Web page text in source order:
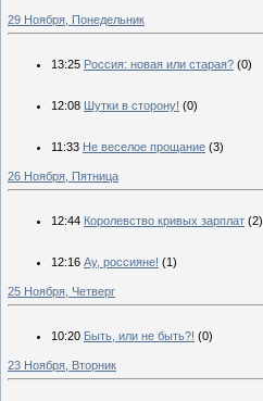
29 Ноября, Понедельник
13:25 Россия: новая или старая? (0)
12:08 Шутки в сторону! (0)
11:33 Не веселое прощание (3)
26 Ноября, Пятница
12:44 Королевство кривых зарплат (2)
12:16 Ау, россияне! (1)
25 Ноября, Четверг
10:20 Быть, или не быть?! (0)
23 Ноября, Вторник